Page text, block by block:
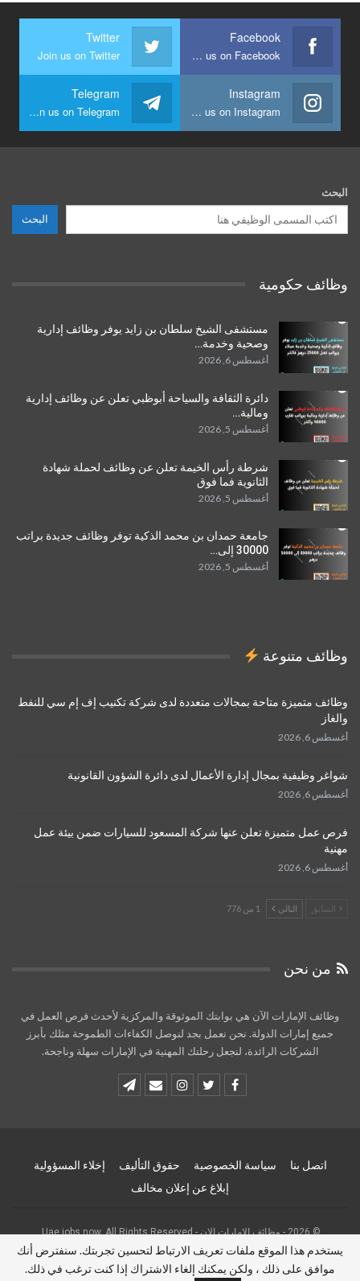
Facebook
Join us on Facebook
Twitter
Join us on Twitter
Instagram
Join us on Instagram
Telegram
Join us on Telegram
البحث
البحث
وظائف حكومية
مستشفى الشيخ سلطان بن زايد يوفر وظائف إدارية
وصحية وخدمة…
أغسطس 6, 2026
دائرة الثقافة والسياحة أبوظبي تعلن عن وظائف إدارية
ومالية…
أغسطس 5, 2026
شرطة رأس الخيمة تعلن عن وظائف لحملة شهادة
الثانوية فما فوق
أغسطس 5, 2026
جامعة حمدان بن محمد الذكية توفر وظائف جديدة براتب
30000 إلى…
أغسطس 5, 2026
وظائف متنوعة
وظائف متميزة متاحة بمجالات متعددة لدى شركة تكنيب إف إم سي للنفط
والغاز
أغسطس 6, 2026
شواغر وظيفية بمجال إدارة الأعمال لدى دائرة الشؤون القانونية
أغسطس 6, 2026
فرص عمل متميزة تعلن عنها شركة المسعود للسيارات ضمن بيئة عمل
مهنية
أغسطس 6, 2026
السابق التالي 1 من 776
من نحن
وظائف الإمارات الآن هي بوابتك الموثوقة والمركزية لأحدث فرص العمل في
جميع إمارات الدولة. نحن نعمل بجد لنوصل الكفاءات الطموحة مثلك بأبرز
الشركات الرائدة، لنجعل رحلتك المهنية في الإمارات سهلة وناجحة.
اتصل بنا سياسة الخصوصية حقوق التأليف
إخلاء المسؤولية
إبلاغ عن إعلان مخالف
© 2026 - وظائف الامارات الان - Uae jobs now. All Rights Reserved.
Website Design: uaejobsnow
يستخدم هذا الموقع ملفات تعريف الارتباط لتحسين تجربتك. سنفترض أنك
موافق على ذلك ، ولكن يمكنك إلغاء الاشتراك إذا كنت ترغب في ذلك.